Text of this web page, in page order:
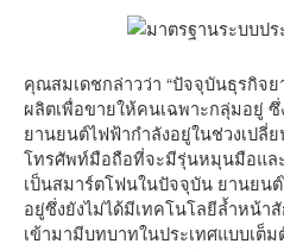
คุณสมเดชกล่าวว่า “ปัจจุบันธุรกิจ
ผลิตเพื่อขายให้คนเฉพาะกลุ่มอยู่
ยานยนต์ไฟฟ้ากำลังอยู่ในช่วงเปลี่
โทรศัพท์มือถือที่จะมีรุ่นหมุนมือแล
เป็นสมาร์ตโฟนในปัจจุบัน ยานยน
อยู่ซึ่งยังไม่ได้มีเทคโนโลยีล้ำหน้า
เข้ามามีบทบาทในประเทศแบบเต็